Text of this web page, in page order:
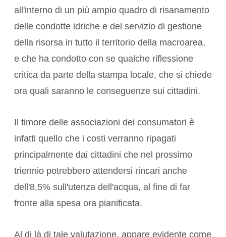
all'interno di un più ampio quadro di risanamento
delle condotte idriche e del servizio di gestione
della risorsa in tutto il territorio della macroarea,
e che ha condotto con se qualche riflessione
critica da parte della stampa locale, che si chiede
ora quali saranno le conseguenze sui cittadini.
Il timore delle associazioni dei consumatori è
infatti quello che i costi verranno ripagati
principalmente dai cittadini che nel prossimo
triennio potrebbero attendersi rincari anche
dell'8,5% sull'utenza dell'acqua, al fine di far
fronte alla spesa ora pianificata.
Al di là di tale valutazione, appare evidente come